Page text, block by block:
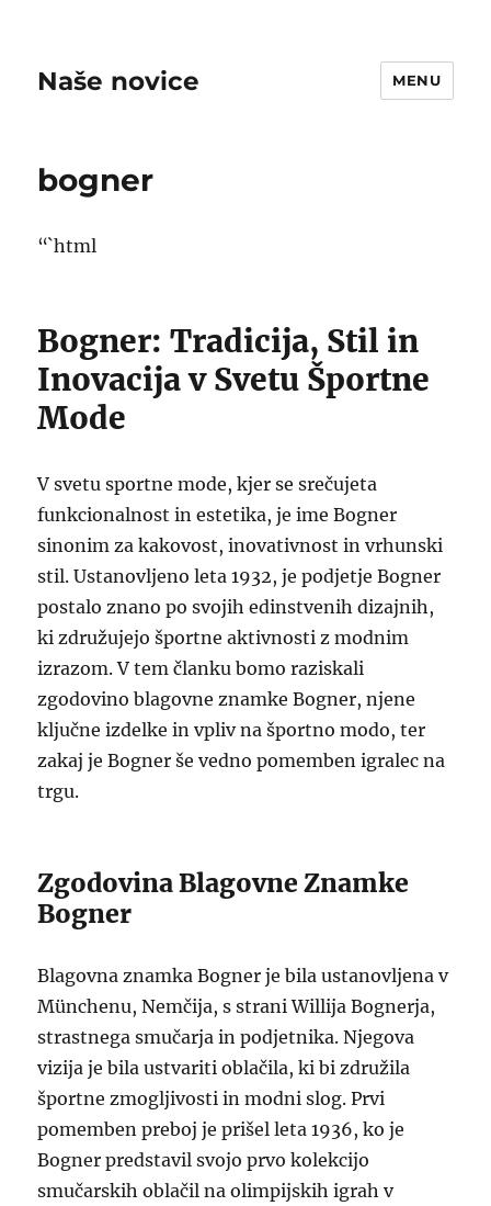
Naše novice MENU
bogner
“`html
Bogner: Tradicija, Stil in
Inovacija v Svetu Športne
Mode
V svetu sportne mode, kjer se srečujeta
funkcionalnost in estetika, je ime Bogner
sinonim za kakovost, inovativnost in vrhunski
stil. Ustanovljeno leta 1932, je podjetje Bogner
postalo znano po svojih edinstvenih dizajnih,
ki združujejo športne aktivnosti z modnim
izrazom. V tem članku bomo raziskali
zgodovino blagovne znamke Bogner, njene
ključne izdelke in vpliv na športno modo, ter
zakaj je Bogner še vedno pomemben igralec na
trgu.
Zgodovina Blagovne Znamke
Bogner
Blagovna znamka Bogner je bila ustanovljena v
Münchenu, Nemčija, s strani Willija Bognerja,
strastnega smučarja in podjetnika. Njegova
vizija je bila ustvariti oblačila, ki bi združila
športne zmogljivosti in modni slog. Prvi
pomemben preboj je prišel leta 1936, ko je
Bogner predstavil svojo prvo kolekcijo
smučarskih oblačil na olimpijskih igrah v